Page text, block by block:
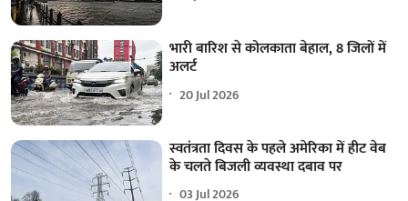
भारी बारिश से कोलकाता बेहाल, 8 जिलों में
अलर्ट
20 Jul 2026
स्वतंत्रता दिवस के पहले अमेरिका में हीट वेब
के चलते बिजली व्यवस्था दबाव पर
03 Jul 2026